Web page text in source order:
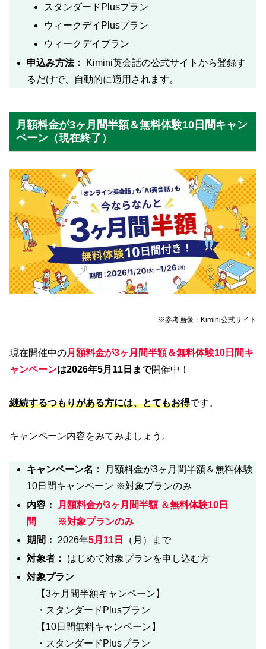
スタンダードPlusプラン
ウィークデイPlusプラン
ウィークデイプラン
申込み方法：
Kimini英会話の公式サイトから登録す
るだけで、自動的に適用されます。
月額料金が3ヶ月間半額＆無料体験10日間キャン
ペーン（現在終了）
※参考画像：Kimini公式サイト
現在開催中の月額料金が3ヶ月間半額＆無料体験10日間キ
ャンペーンは2026年5月11日まで開催中！
継続するつもりがある方には、とてもお得です。
キャンペーン内容をみてみましょう。
キャンペーン名：
月額料金が3ヶ月間半額＆無料体験
10日間キャンペーン ※対象プランのみ
内容：
月額料金が3ヶ月間半額 ＆無料体験10日
間
※対象プランのみ
期間：
2026年5月11日
（月）まで
対象者：
はじめて対象プランを申し込む方
対象プラン
【3ヶ月間半額キャンペーン】
・スタンダードPlusプラン
【10日間無料キャンペーン】
・スタンダードPlusプラン